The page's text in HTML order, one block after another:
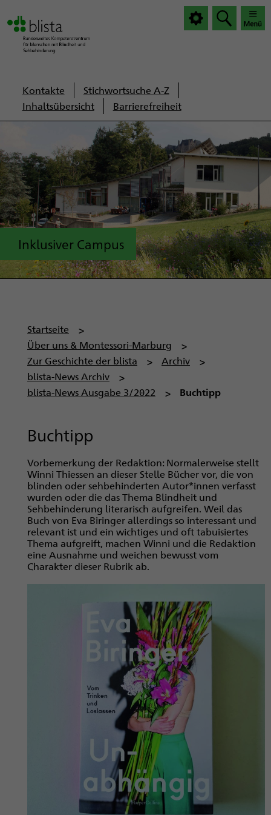
Servicenavigation
Kontakte
Stichwortsuche A-Z
Inhaltsübersicht
Barrierefreiheit
Inklusiver Campus
P
f
a
d
n
a
t
o
n
Startseite
Über uns & Montessori-Marburg
Zur Geschichte der blista
Archiv
blista-News Archiv
blista-News Ausgabe 3/2022
Buchtipp
Buchtipp
Vorbemerkung der Redaktion: Normalerweise stellt
Winni Thiessen an dieser Stelle Bücher vor, die von
blinden oder sehbehinderten Autor*innen verfasst
wurden oder die das Thema Blindheit und
Sehbehinderung literarisch aufgreifen. Weil das
Buch von Eva Biringer allerdings so interessant und
relevant ist und ein wichtiges und oft tabuisiertes
Thema aufgreift, machen Winni und die Redaktion
eine Ausnahme und weichen bewusst vom
Charakter dieser Rubrik ab.